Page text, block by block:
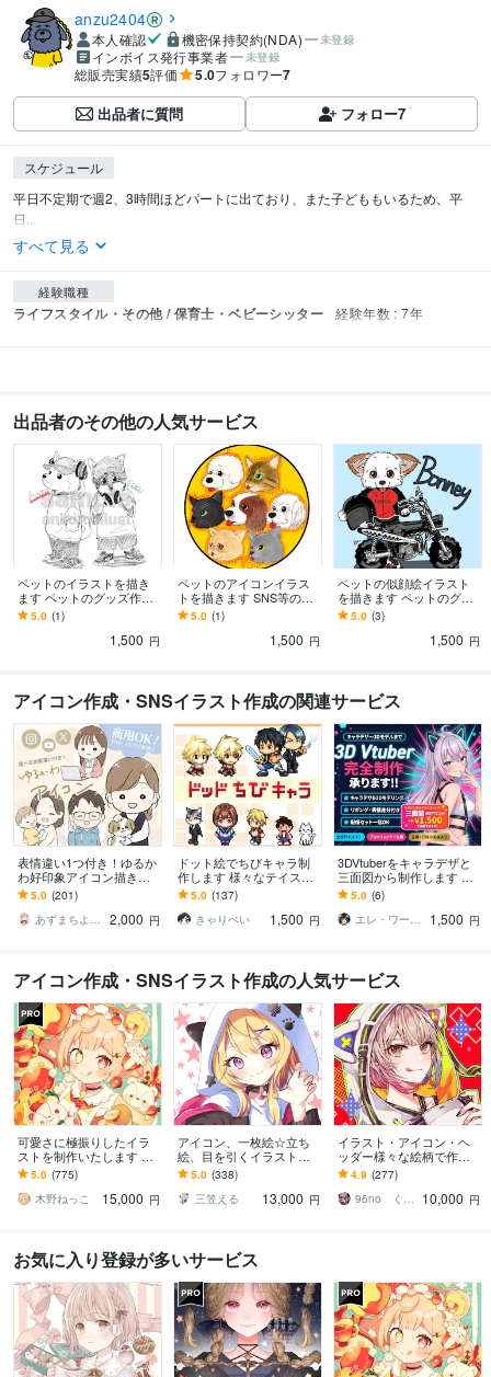
anzu2404
本人確認 機密保持契約(NDA) 未登録
インボイス発行事業者 未登録
総販売実績5評価 5.0フォロワー7
出品者に質問 フォロー7
スケジュール
平日不定期で週2、3時間ほどパートに出ており、また子どももいるため、平
日...
すべて見る
経験職種
ライフスタイル・その他 / 保育士・ベビーシッター 経験年数 : 7年
出品者のその他の人気サービス
ペットのイラストを描き
ます ペットのグッズ作り
におすすめです！
5.0 (1)
1,500 円
ペットのアイコンイラス
トを描きます SNS等のア
イコンにおすすめです。
5.0 (1)
1,500 円
ペットの似顔絵イラスト
を描きます ペットのグッ
ズ作りにおすすめです！
5.0 (3)
1,500 円
アイコン作成・SNSイラスト作成の関連サービス
表情違い1つ付き！ゆるか
わ好印象アイコン描きま
す 商用可◎SNS/ブログ/Y
ouTube/挿絵 男女共に好
評！
5.0 (201)
あずまちよ イラストレーター
2,000 円
ドット絵でちびキャラ制
作します 様々なテイスト
のちびキャラを作成しま
す
5.0 (137)
きゃりぺい
1,500 円
3DVtuberをキャラデザと
三面図から制作します 配
信画面/背景/ネームロゴ/離
席中/待機中/OP/EDセット
5.0 (6)
エレ・ワークス｜Vtuber制作
1,500 円
アイコン作成・SNSイラスト作成の人気サービス
可愛さに極振りしたイラ
ストを制作いたします ★
商用利用＆二次利用込
み！ミニキャラは小物２
点まで無料！★
5.0 (775)
木野ねっこ
15,000 円
アイコン、一枚絵☆立ち
絵、目を引くイラスト描
きます イリアム、サム
ネ、live2D、YouTube、歌
ってみたも
5.0 (338)
三笠える
13,000 円
イラスト・アイコン・ヘ
ッダー様々な絵柄で作成
します 商用可！似顔絵・
ブログ・インスタ・動画
配信サムネ等用途様々！
4.9 (277)
96no くろの
10,000 円
お気に入り登録が多いサービス